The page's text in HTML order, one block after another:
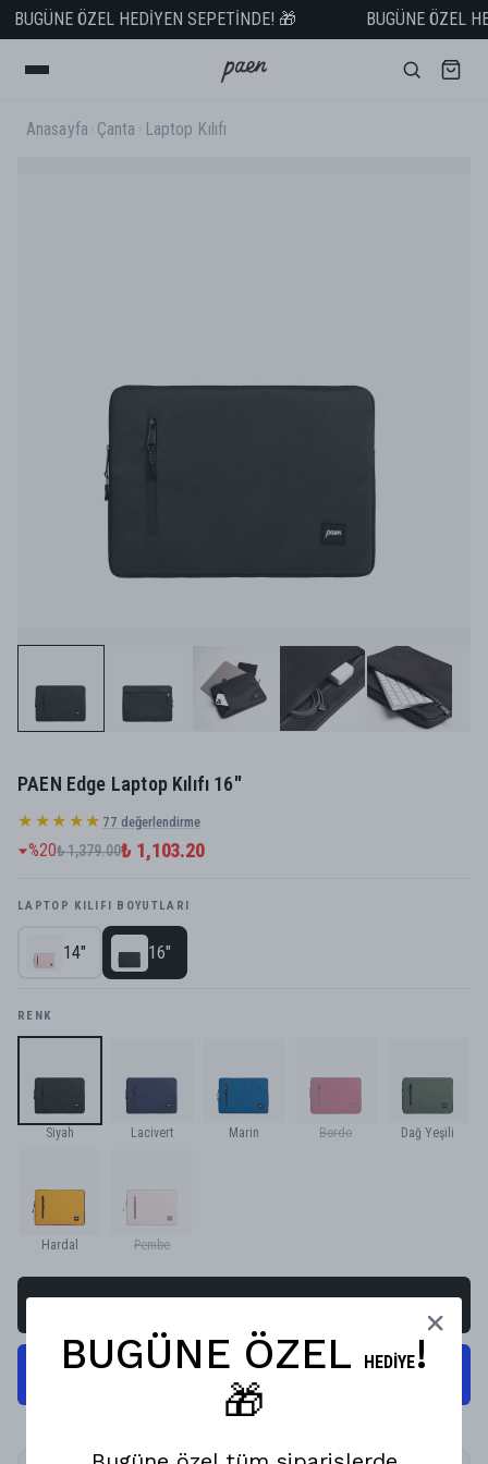
BUGÜNE ÖZEL HEDİYEN SEPETİNDE! 🎁
BUGÜNE ÖZEL
SEPETTE NET %50 İNDİRİM! 🚨
Anasayfa Çanta Laptop Kılıfı
PAEN Edge Laptop Kılıfı 16"
★★★★★ 77 değerlendirme
%20₺ 1,379.00₺ 1,103.20
LAPTOP KILIFI BOYUTLARI
14" 16"
RENK
Siyah Lacivert Marin Bordo Dağ Yeşili
Hardal Pembe
BUGÜNE ÖZEL HEDİYE!
🎁